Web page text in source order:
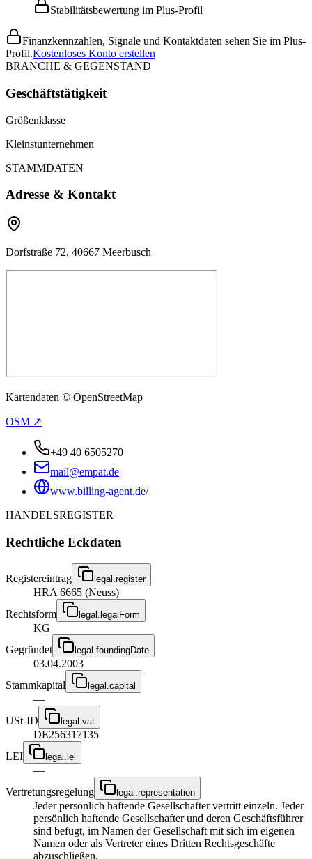
Stabilitätsbewertung im Plus-Profil
Finanzkennzahlen, Signale und Kontaktdaten sehen Sie im Plus-
Profil.Kostenloses Konto erstellen
BRANCHE & GEGENSTAND
Geschäftstätigkeit
Größenklasse
Kleinstunternehmen
STAMMDATEN
Adresse & Kontakt
Dorfstraße 72, 40667 Meerbusch
Kartendaten © OpenStreetMap
OSM ↗
+49 40 6505270
mail@empat.de
www.billing-agent.de/
HANDELSREGISTER
Rechtliche Eckdaten
Registereintrag legal.register
HRA 6665 (Neuss)
Rechtsform
legal.legalForm
KG
Gegründet
legal.foundingDate
03.04.2003
Stammkapital
legal.capital
—
USt-ID
legal.vat
DE256317135
LEI
legal.lei
—
Vertretungsregelung
legal.representation
Jeder persönlich haftende Gesellschafter vertritt einzeln. Jeder
persönlich haftende Gesellschafter und deren Geschäftsführer
sind befugt, im Namen der Gesellschaft mit sich im eigenen
Namen oder als Vertreter eines Dritten Rechtsgeschäfte
abzuschließen.